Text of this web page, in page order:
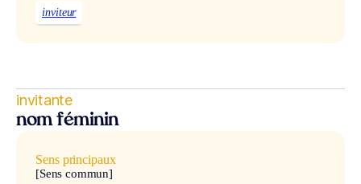
inviteur
invitante
nom féminin
Sens principaux
[Sens commun]